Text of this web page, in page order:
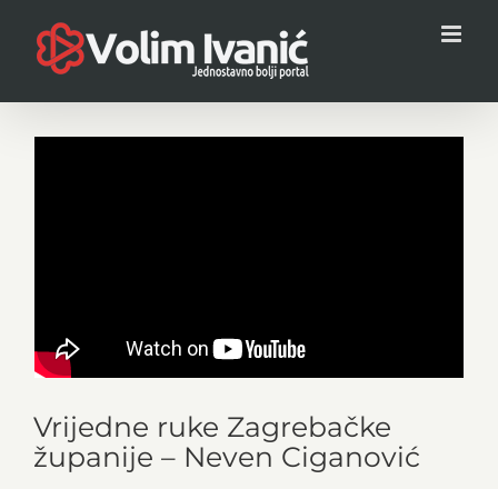
content
Vrijedne ruke Zagrebačke
županije – Neven Ciganović